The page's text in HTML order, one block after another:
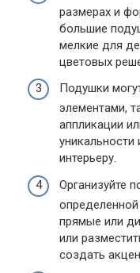
размерах и
большие
мелкие для
цветовых
Подушки
элементами,
аппликации
интерьеру.
Организуйте
прямые или
или
создать